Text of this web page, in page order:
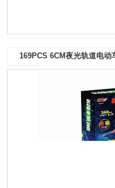
169PCS 6CM夜光轨道电动